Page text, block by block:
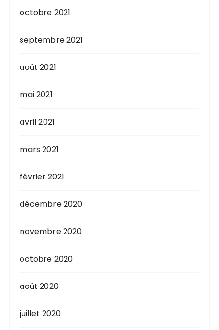
octobre 2021
septembre 2021
août 2021
mai 2021
avril 2021
mars 2021
février 2021
décembre 2020
novembre 2020
octobre 2020
août 2020
juillet 2020